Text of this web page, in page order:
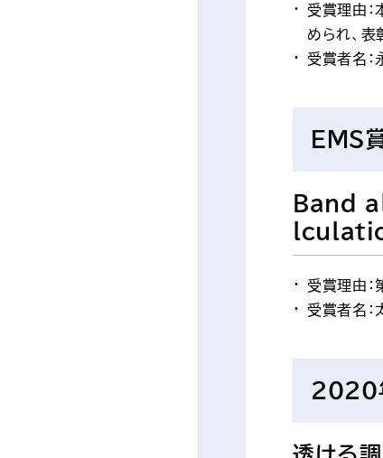
受賞理由
められ、表
受賞者名：
EMS
Band
受賞理由
受賞者名：
2020